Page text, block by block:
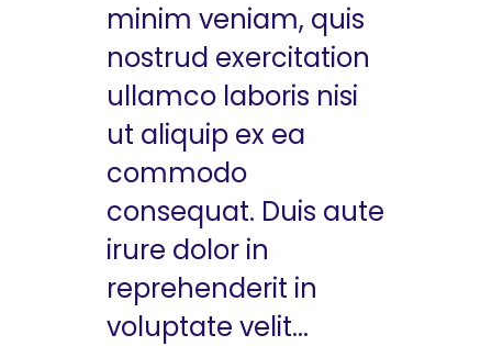
minim veniam, quis
nostrud exercitation
ullamco laboris nisi
ut aliquip ex ea
commodo
consequat. Duis aute
irure dolor in
reprehenderit in
voluptate velit...